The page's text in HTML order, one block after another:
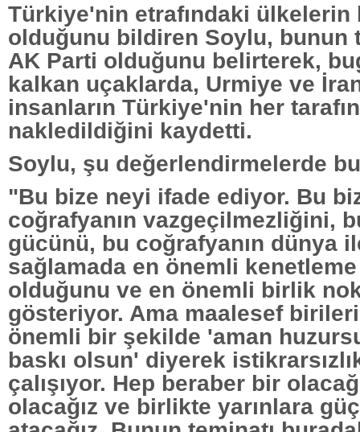
Türkiye'nin etrafındaki ülkelerin
olduğunu bildiren Soylu, bunun
AK Parti olduğunu belirterek,
kalkan uçaklarda, Urmiye ve
insanların Türkiye'nin her
nakledildiğini kaydetti.
Soylu, şu değerlendirmelerde
"Bu bize neyi ifade ediyor. Bu
coğrafyanın vazgeçilmezliğini,
gücünü, bu coğrafyanın dünya
sağlamada en önemli kenetleme
olduğunu ve en önemli birlik
gösteriyor. Ama maalesef
önemli bir şekilde 'aman
baskı olsun' diyerek
çalışıyor. Hep beraber bir
olacağız ve birlikte yarınlara